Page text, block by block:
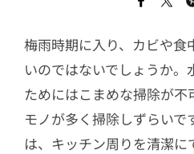
梅雨時期に入り、カビや食
いのではないでしょうか。
ためにはこまめな掃除が
モノが多く掃除しずらい
は、キッチン周りを清潔